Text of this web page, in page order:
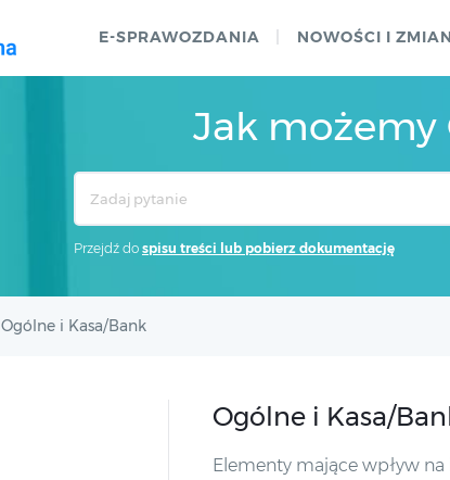
E-SPRAWOZDANIA NOWOŚCI I
Jak możemy
Przejdź do spisu treści lub pobierz dokumentację
Ogólne i Kasa/Bank
Ogólne i Kasa/
Elementy mające wpływ